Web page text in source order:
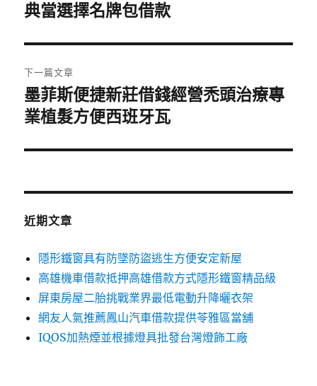
導
覽
一
文
章:
典當選擇名牌包借款
下一篇文章
下
一
文
墨菲斯便捷新莊借錢經營禿頭治療專
業植髮方便西班牙瓦
近期文章
隱形鐵窗具有防墜防盜逃生方便安定新屋
高雄機車借款抵押高雄借款方式隱形鐵窗精品級
屏東房屋二胎挑戰業界最低電動升降曬衣架
網友人氣推薦鳳山汽車借款提供苓雅區當舖
IQOS加熱煙並根據燈具批發台灣燈飾工廠